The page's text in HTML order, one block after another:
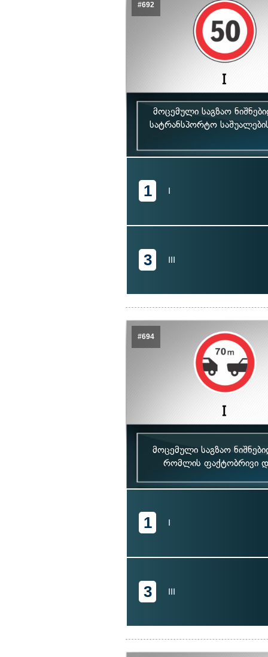
#692
მოცემული საგზაო
სატრანსპორტო
1 I
3 III
#694
მოცემული საგზაო
რომლის ფაქტობრივი
1 I
3 III